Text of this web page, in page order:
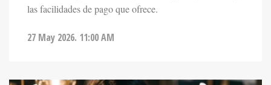
las facilidades de pago que ofrece.
27 May 2026. 11:00 AM